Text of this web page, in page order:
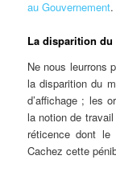
au Gouvernement.
La disparition du
Ne nous leurrons
la disparition du
d’affichage ; les
la notion de
réticence dont le
Cachez cette